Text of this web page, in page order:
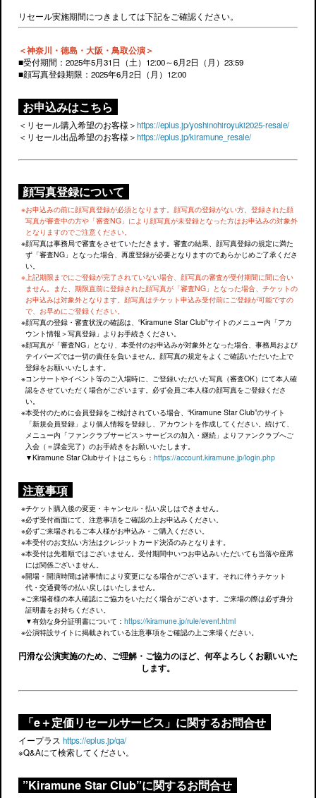
リセール実施期間につきましては下記をご確認ください。
＜神奈川・徳島・大阪・鳥取公演＞
■受付期間：2025年5月31日（土）12:00～6月2日（月）23:59
■顔写真登録期限：2025年6月2日（月）12:00
お申込みはこちら
＜リセール購入希望のお客様＞https://eplus.jp/yoshinohiroyuki2025-resale/
＜リセール出品希望のお客様＞https://eplus.jp/kiramune_resale/
顔写真登録について
お申込みの前に顔写真登録が必須となります。顔写真の登録がない方、登録された顔
写真が審査中の方や「審査NG」により顔写真が未登録となった方はお申込みの対象外
となりますのでご注意ください。
顔写真は事務局で審査をさせていただきます。審査の結果、顔写真登録の規定に満た
ず「審査NG」となった場合、再度登録が必要となりますのであらかじめご了承くださ
い。
上記期限までにご登録が完了されていない場合、顔写真の審査が受付期間に間に合い
ません。また、期限直前に登録された顔写真が「審査NG」となった場合、チケットの
お申込みは対象外となります。顔写真はチケット申込み受付前にご登録が可能ですの
で、お早めにご登録ください。
顔写真の登録・審査状況の確認は、“Kiramune Star Club”サイトのメニュー内「アカ
ウント情報＞写真登録」よりお手続きください。
顔写真が「審査NG」となり、本受付のお申込みが対象外となった場合、事務局および
テイパーズでは一切の責任を負いません。顔写真の規定をよくご確認いただいた上で
登録をお願いいたします。
コンサートやイベント等のご入場時に、ご登録いただいた写真（審査OK）にて本人確
認をさせていただく場合がございます。必ず会員ご本人様の顔写真をご登録くださ
い。
本受付のために会員登録をご検討されている場合、“Kiramune Star Club”のサイト
「新規会員登録」より個人情報を登録し、アカウントを作成してください。続けて、
メニュー内「ファンクラブサービス＞サービスの加入・継続」よりファンクラブへご
入会（＝課金完了）のお手続きをお願いいたします。
▼Kiramune Star Clubサイトはこちら：https://account.kiramune.jp/login.php
注意事項
チケット購入後の変更・キャンセル・払い戻しはできません。
必ず受付画面にて、注意事項をご確認の上お申込みください。
必ずご来場されるご本人様がお申込み・ご購入ください。
本受付のお支払い方法はクレジットカード決済のみとなります。
本受付は先着順ではございません。受付期間中いつお申込みいただいても当落や座席
には関係ございません。
開場・開演時間は諸事情により変更になる場合がございます。それに伴うチケット
代・交通費等の払い戻しはいたしません。
ご来場者様の本人確認にご協力をいただく場合がございます。ご来場の際は必ず身分
証明書をお持ちください。
▼有効な身分証明書について：https://kiramune.jp/rule/event.html
公演特設サイトに掲載されている注意事項をご確認の上ご来場ください。
円滑な公演実施のため、ご理解・ご協力のほど、何卒よろしくお願いいた
します。
「e＋定価リセールサービス」に関するお問合せ
イープラス https://eplus.jp/qa/
※Q&Aにて検索してください。
”Kiramune Star Club”に関するお問合せ